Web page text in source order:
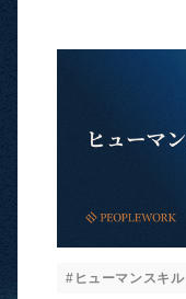
#ヒューマンスキル